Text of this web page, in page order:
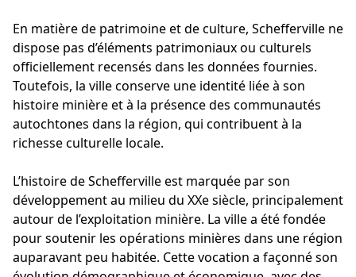
En matière de patrimoine et de culture, Schefferville ne
dispose pas d’éléments patrimoniaux ou culturels
officiellement recensés dans les données fournies.
Toutefois, la ville conserve une identité liée à son
histoire minière et à la présence des communautés
autochtones dans la région, qui contribuent à la
richesse culturelle locale.
L’histoire de Schefferville est marquée par son
développement au milieu du XXe siècle, principalement
autour de l’exploitation minière. La ville a été fondée
pour soutenir les opérations minières dans une région
auparavant peu habitée. Cette vocation a façonné son